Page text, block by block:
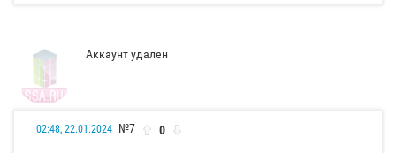
Аккаунт удален
02:48, 22.01.2024 №7 0